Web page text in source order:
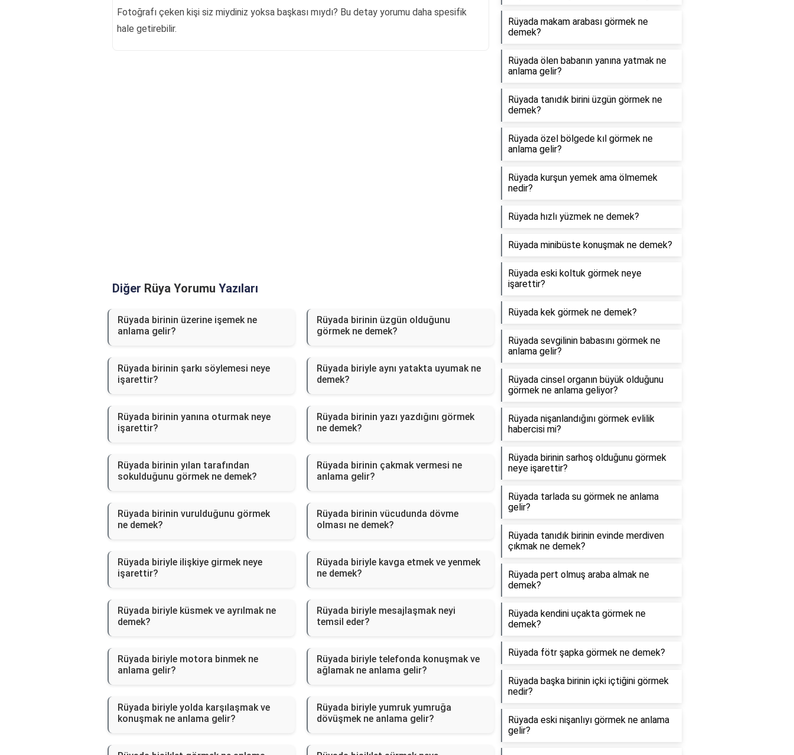
Fotoğrafı çeken kişi siz miydiniz yoksa başkası mıydı? Bu detay yorumu daha spesifik
hale getirebilir.
Diğer Rüya Yorumu Yazıları
Rüyada birinin üzerine işemek ne
anlama gelir?
Rüyada birinin üzgün olduğunu
görmek ne demek?
Rüyada birinin şarkı söylemesi neye
işarettir?
Rüyada biriyle aynı yatakta uyumak ne
demek?
Rüyada birinin yanına oturmak neye
işarettir?
Rüyada birinin yazı yazdığını görmek
ne demek?
Rüyada birinin yılan tarafından
sokulduğunu görmek ne demek?
Rüyada birinin çakmak vermesi ne
anlama gelir?
Rüyada birinin vurulduğunu görmek
ne demek?
Rüyada birinin vücudunda dövme
olması ne demek?
Rüyada biriyle ilişkiye girmek neye
işarettir?
Rüyada biriyle kavga etmek ve yenmek
ne demek?
Rüyada biriyle küsmek ve ayrılmak ne
demek?
Rüyada biriyle mesajlaşmak neyi
temsil eder?
Rüyada biriyle motora binmek ne
anlama gelir?
Rüyada biriyle telefonda konuşmak ve
ağlamak ne anlama gelir?
Rüyada biriyle yolda karşılaşmak ve
konuşmak ne anlama gelir?
Rüyada biriyle yumruk yumruğa
dövüşmek ne anlama gelir?
Rüyada makam arabası görmek ne
demek?
Rüyada ölen babanın yanına yatmak ne
anlama gelir?
Rüyada tanıdık birini üzgün görmek ne
demek?
Rüyada özel bölgede kıl görmek ne
anlama gelir?
Rüyada kurşun yemek ama ölmemek
nedir?
Rüyada hızlı yüzmek ne demek?
Rüyada minibüste konuşmak ne demek?
Rüyada eski koltuk görmek neye
işarettir?
Rüyada kek görmek ne demek?
Rüyada sevgilinin babasını görmek ne
anlama gelir?
Rüyada cinsel organın büyük olduğunu
görmek ne anlama geliyor?
Rüyada nişanlandığını görmek evlilik
habercisi mi?
Rüyada birinin sarhoş olduğunu görmek
neye işarettir?
Rüyada tarlada su görmek ne anlama
gelir?
Rüyada tanıdık birinin evinde merdiven
çıkmak ne demek?
Rüyada pert olmuş araba almak ne
demek?
Rüyada kendini uçakta görmek ne
demek?
Rüyada fötr şapka görmek ne demek?
Rüyada başka birinin içki içtiğini görmek
nedir?
Rüyada eski nişanlıyı görmek ne anlama
gelir?